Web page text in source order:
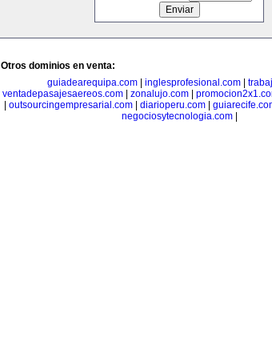
Otros dominios en venta:
guiadearequipa.com| inglesprofesional.com|
ventadepasajesaereos.com
zonalujo.com
outsourcingempresarial.com| diarioperu.com|
negociosytecnologia.com|